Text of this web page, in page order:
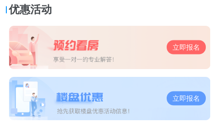
优惠活动
立即报名
立即报名